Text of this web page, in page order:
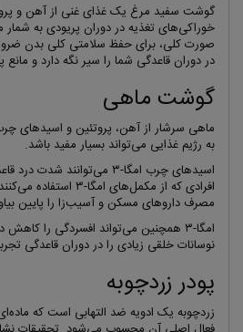
گوشت سفید مرغ یک غذای غنی از آهن و
خوراکی‌های تغذیه در دوران پریودی به
صورت کلی، برای حفظ سلامتی کلی بدن
در دوران قاعدگی شما را سیر نگه دارد و
گوشت ماهی
به رژیم غذایی می‌تواند بسیار مفید باشد.
اسیدهای چرب امگا-۳ می‌توانند
افرادی که از مکمل‌های
مصرف داروهای مسکن و آسیب‌زا را پایین
امگا-۳ همچنین می‌تواند افسردگی را
نوسانات خلقی زیادی را در دوران قاعدگی
پودر زردچوبه
زردچوبه یک ادویه ضد التهابی است که